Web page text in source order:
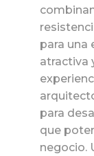
para una
atractiva
para
que
negocio.